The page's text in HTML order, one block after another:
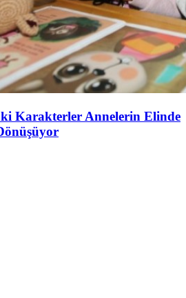
Karakterler Annelerin Elinde